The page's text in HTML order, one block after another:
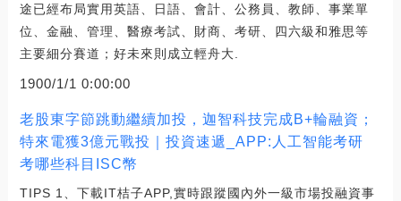
途已經布局實用英語、日語、會計、公務員、教師、事業單
位、金融、管理、醫療考試、財商、考研、四六級和雅思等
主要細分賽道；好未來則成立輕舟大.
1900/1/1 0:00:00
老股東字節跳動繼續加投，迦智科技完成B+輪融資；
特來電獲3億元戰投｜投資速遞_APP:人工智能考研
考哪些科目ISC幣
TIPS 1、下載IT桔子APP,實時跟蹤國內外一級市場投融資事